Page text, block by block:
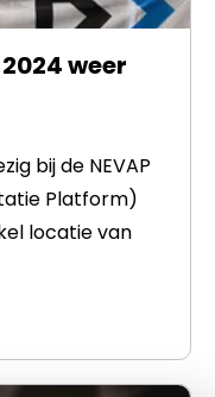
weer
bij de NEVAP
Platform)
locatie van